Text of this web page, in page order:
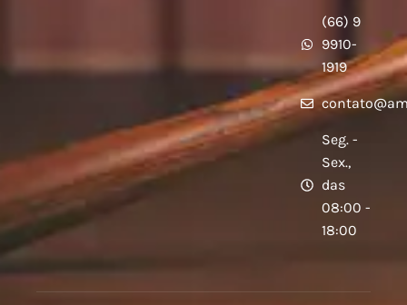
(66) 9
9910-
1919
Seg. -
Sex.,
das
08:00 -
18:00